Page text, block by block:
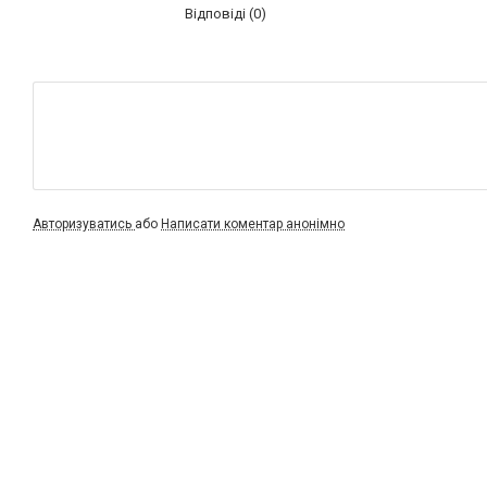
Відповіді (0)
Авторизуватись або Написати коментар анонімно